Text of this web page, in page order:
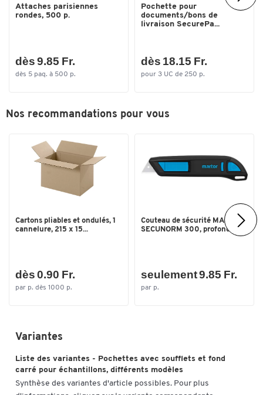
Attaches parisiennes
rondes, 500 p.
dès 9.85 Fr.
dès 5 paq. à 500 p.
Pochette pour
documents/bons de
livraison SecurePa...
dès 18.15 Fr.
pour 3 UC de 250 p.
Nos recommandations pour vous
Cartons pliables et ondulés, 1
cannelure, 215 x 15...
dès 0.90 Fr.
par p. dès 1000 p.
Couteau de sécurité MARTOR
SECUNORM 300, profondeu...
seulement 9.85 Fr.
par p.
Variantes
Liste des variantes - Pochettes avec soufflets et fond
carré pour échantillons, différents modèles
Synthèse des variantes d'article possibles. Pour plus